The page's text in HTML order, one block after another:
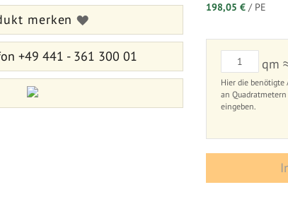
198,05 € / PE
qm
Hier die benötigte
an Quadratmetern
eingeben.
merken
+49 441 - 361 300 01